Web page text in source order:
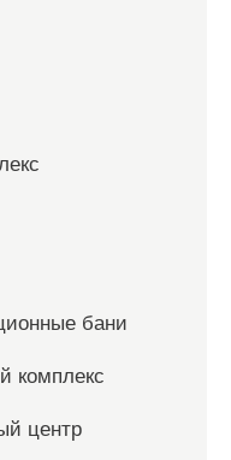
бани
комплекс
центр